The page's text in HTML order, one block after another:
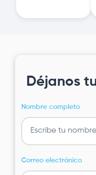
Déjanos
Nombre completo
Correo electrónico